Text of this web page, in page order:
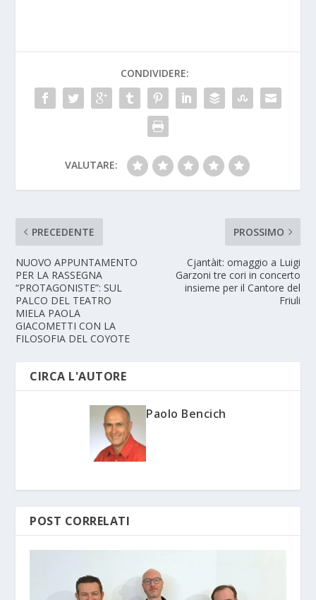
CONDIVIDERE:
VALUTARE:
PRECEDENTE
NUOVO APPUNTAMENTO
PER LA RASSEGNA
“PROTAGONISTE”: SUL
PALCO DEL TEATRO
MIELA PAOLA
GIACOMETTI CON LA
FILOSOFIA DEL COYOTE
PROSSIMO
Cjantàit: omaggio a Luigi
Garzoni tre cori in concerto
insieme per il Cantore del
Friuli
CIRCA L'AUTORE
Paolo Bencich
POST CORRELATI